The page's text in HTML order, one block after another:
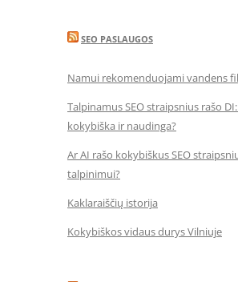
SEO PASLAUGOS
Namui rekomenduojami vandens
Talpinamus SEO straipsnius rašo
kokybiška ir naudinga?
Ar AI rašo kokybiškus SEO
talpinimui?
Kaklaraiščių istorija
Kokybiškos vidaus durys Vilniuje